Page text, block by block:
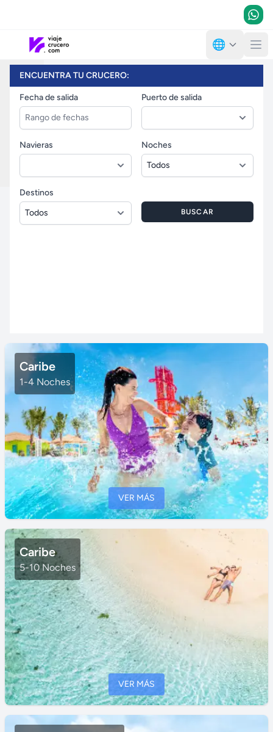
🌐
Previous
Next
ENCUENTRA TU CRUCERO:
Fecha de salida Puerto de salida
Navieras Noches
Destinos
BUSCAR
Caribe
1-4 Noches
VER MÁS
Caribe
5-10 Noches
VER MÁS